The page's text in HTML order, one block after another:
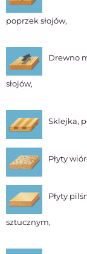
poprzek słojów,
Drewno
słojów,
Sklejka,
Płyty
Płyty
sztucznym,